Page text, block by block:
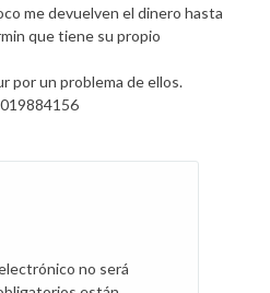
me devuelven el dinero hasta
que tiene su propio
por un problema de ellos.
no será